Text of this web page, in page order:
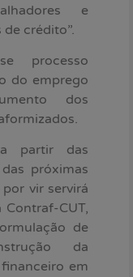
e
crédito”.
processo
do emprego
dos
partir das
próximas
vir servirá
CUT,
de
da
em